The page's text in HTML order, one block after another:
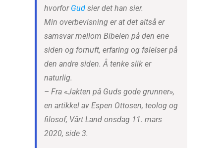
hvorfor Gud sier det han sier.
Min overbevisning er at det altså er
samsvar mellom Bibelen på den ene
siden og fornuft, erfaring og følelser på
den andre siden. Å tenke slik er
naturlig.
– Fra «Jakten på Guds gode grunner»,
en artikkel av Espen Ottosen, teolog og
filosof, Vårt Land onsdag 11. mars
2020, side 3.